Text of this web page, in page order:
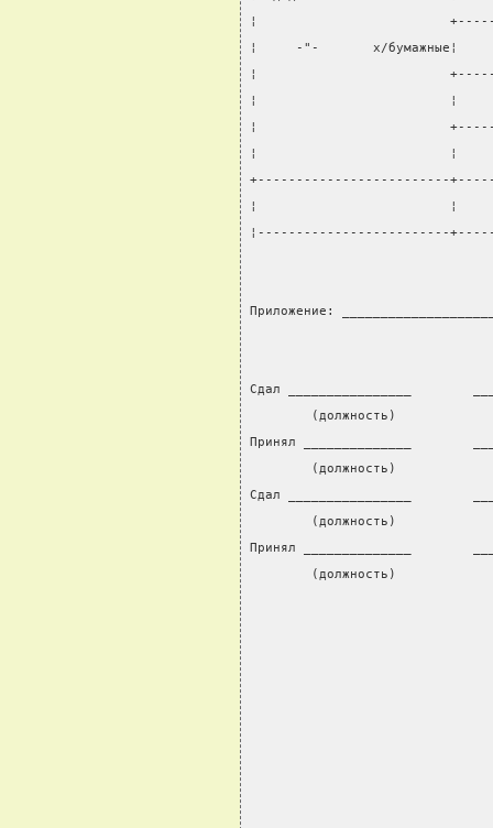
¦
¦     -"-       х/
¦
¦                         ¦
¦
¦                         ¦
+-------------------------
¦                         ¦
¦-------------------------
Приложение:
Сдал ________________
(должность)
Принял ______________
(должность)
Сдал ________________
(должность)
Принял ______________
(должность)